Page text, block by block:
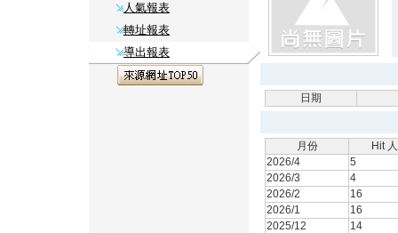
人氣報表
轉址報表
導出報表
日期
月份
Hit
2026/4
5
2026/3
4
2026/2
16
2026/1
16
2025/12
14